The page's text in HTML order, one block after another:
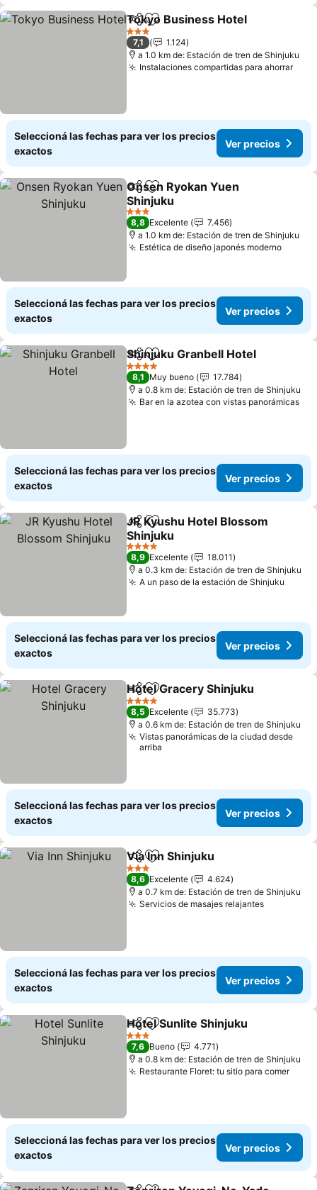
Compartir
Añadir a favoritos
Tokyo Business Hotel
3 Estrellas
7,1
1.124
a 1.0 km de: Estación de tren de Shinjuku
Instalaciones compartidas para ahorrar
Seleccioná las fechas para ver los precios
exactos
Ver precios
CompartirAñadir a favoritos
Onsen Ryokan Yuen
Shinjuku
3 Estrellas
8,8 Excelente
7.456
a 1.0 km de: Estación de tren de Shinjuku
Estética de diseño japonés moderno
Seleccioná las fechas para ver los precios
exactos
Ver precios
CompartirAñadir a favoritos
Shinjuku Granbell Hotel
4 Estrellas
8,1 Muy bueno
17.784
a 0.8 km de: Estación de tren de Shinjuku
Bar en la azotea con vistas panorámicas
Seleccioná las fechas para ver los precios
exactos
Ver precios
CompartirAñadir a favoritos
JR Kyushu Hotel Blossom
Shinjuku
4 Estrellas
8,9 Excelente
18.011
a 0.3 km de: Estación de tren de Shinjuku
A un paso de la estación de Shinjuku
Seleccioná las fechas para ver los precios
exactos
Ver precios
CompartirAñadir a favoritos
Hotel Gracery Shinjuku
4 Estrellas
8,5 Excelente
35.773
a 0.6 km de: Estación de tren de Shinjuku
Vistas panorámicas de la ciudad desde
arriba
Seleccioná las fechas para ver los precios
exactos
Ver precios
CompartirAñadir a favoritos
Via Inn Shinjuku
3 Estrellas
8,6 Excelente
4.624
a 0.7 km de: Estación de tren de Shinjuku
Servicios de masajes relajantes
Seleccioná las fechas para ver los precios
exactos
Ver precios
CompartirAñadir a favoritos
Hotel Sunlite Shinjuku
3 Estrellas
7,6 Bueno
4.771
a 0.8 km de: Estación de tren de Shinjuku
Restaurante Floret: tu sitio para comer
Seleccioná las fechas para ver los precios
exactos
Ver precios